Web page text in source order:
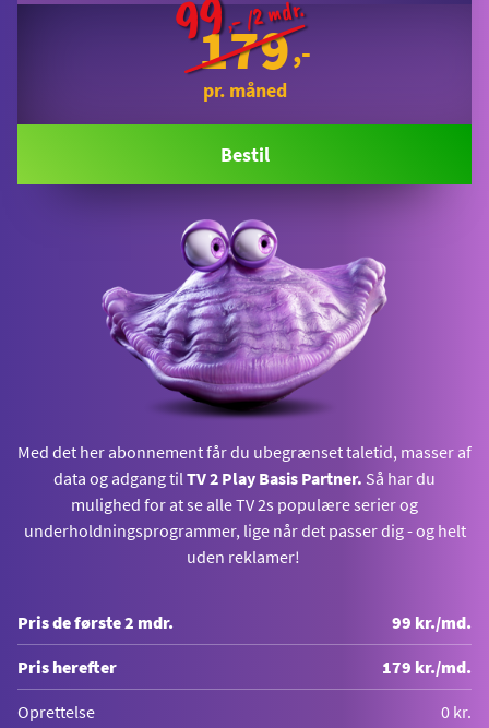
Med det her abonnement får du ubegrænset taletid, masser af
data og adgang til TV 2 Play Basis Partner. Så har du
mulighed for at se alle TV 2s populære serier og
underholdningsprogrammer, lige når det passer dig - og helt
uden reklamer!
Pris de første 2 mdr. 99 kr./md.
Pris herefter 179 kr./md.
Oprettelse 0 kr.
99,- /2 mdr.
179
pr. måned
Bestil